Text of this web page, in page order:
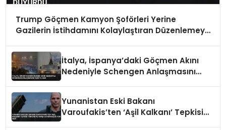
Trump Göçmen Kamyon Şoförleri Yerine
Gazilerin İstihdamını Kolaylaştıran Düzenlemeyi
İtalya, İspanya’daki Göçmen Akını
Nedeniyle Schengen Anlaşmasını
Yunanistan Eski Bakanı
Varoufakis’ten ‘Aşil Kalkanı’ Tepkisi